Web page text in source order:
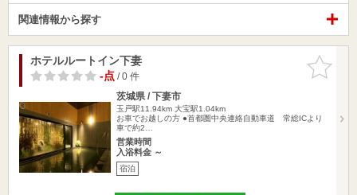
関連情報から探す
お気に入
りに追加
ホテルルートイン下妻
-点/ 0 件
茨城県 / 下妻市
玉戸駅11.94km 大宝駅1.04km
お車でお越しの方 ●首都圏中央連絡自動車道 常総ICより
車で約2…
営業時間
入浴料金 ～
宿泊